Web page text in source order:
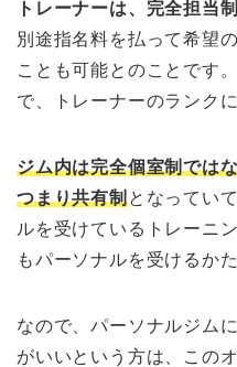
トレーナーは、完全担当
別途指名料を払って希望
ことも可能とのことです
で、トレーナーのランク
ジム内は完全個室制では
つまり共有制となってい
ルを受けているトレーニ
もパーソナルを受けるか
なので、パーソナルジム
がいいという方は、この